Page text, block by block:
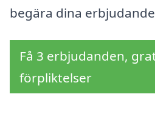
begära dina
Få 3 erbjudanden,
förpliktelser